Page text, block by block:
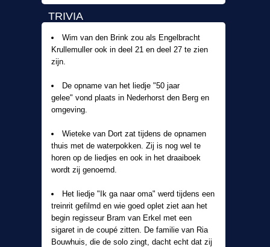
TRIVIA
Wim van den Brink zou als Engelbracht
Krullemuller ook in deel 21 en deel 27 te zien
zijn.
De opname van het liedje "50 jaar
gelee" vond plaats in Nederhorst den Berg en
omgeving.
Wieteke van Dort zat tijdens de opnamen
thuis met de waterpokken. Zij is nog wel te
horen op de liedjes en ook in het draaiboek
wordt zij genoemd.
Het liedje "Ik ga naar oma" werd tijdens een
treinrit gefilmd en wie goed oplet ziet aan het
begin regisseur Bram van Erkel met een
sigaret in de coupé zitten. De familie van Ria
Bouwhuis, die de solo zingt, dacht echt dat zij